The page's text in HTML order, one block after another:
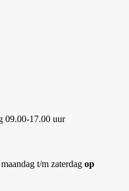
09.00-17.00 uur
t/m zaterdag op